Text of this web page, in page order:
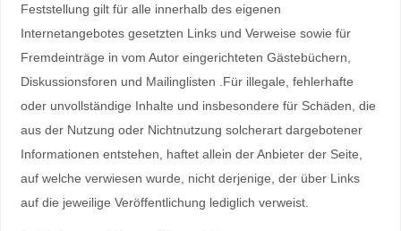
Feststellung gilt für alle innerhalb des eigenen
Internetangebotes gesetzten Links und Verweise sowie für
Fremdeinträge in vom Autor eingerichteten Gästebüchern,
Diskussionsforen und Mailinglisten .Für illegale, fehlerhafte
oder unvollständige Inhalte und insbesondere für Schäden, die
aus der Nutzung oder Nichtnutzung solcherart dargebotener
Informationen entstehen, haftet allein der Anbieter der Seite,
auf welche verwiesen wurde, nicht derjenige, der über Links
auf die jeweilige Veröffentlichung lediglich verweist.